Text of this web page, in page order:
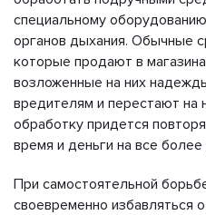
специальному
органов дыхания. Обычные
которые продают в
возложенные на них
вредителям и перестают на
обработку придется
время и деньги на все
При самостоятельной
своевременно избавляться